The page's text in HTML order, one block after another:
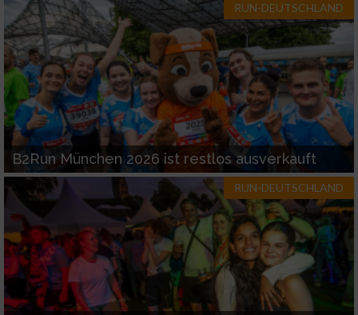
RUN-DEUTSCHLAND
B2Run München 2026 ist restlos ausverkauft
RUN-DEUTSCHLAND